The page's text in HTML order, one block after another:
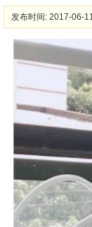
发布时间: 2017-06-